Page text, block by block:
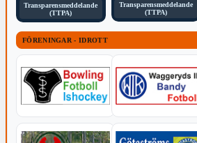
Transparensmeddelande
(TTPA)
Transparensmeddelande
(TTPA)
FÖRENINGAR - IDROTT